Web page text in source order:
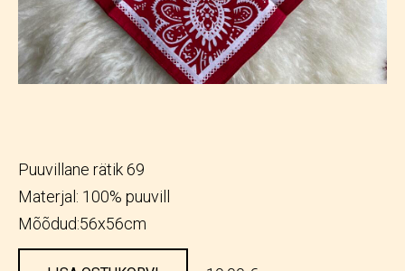
Puuvillane rätik 69
Materjal: 100% puuvill
Mõõdud:56x56cm